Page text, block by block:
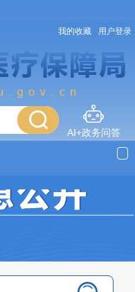
我的收藏 用户登录
AI+政务问答